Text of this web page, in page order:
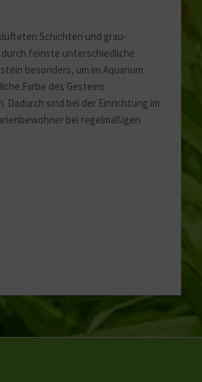
Schichten und grau-
durch feinste unterschiedliche
besonders, um im Aquarium
Farbe des Gesteins
sind bei der Einrichtung im
bei regelmäßigen